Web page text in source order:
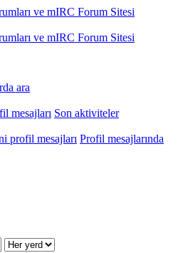
ara
mesajları Son aktiviteler
profil mesajları Profil mesajlarında